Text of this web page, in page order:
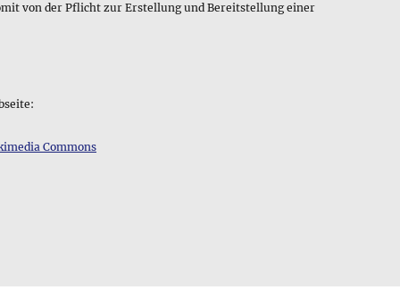
von der Pflicht zur Erstellung und Bereitstellung einer
Commons